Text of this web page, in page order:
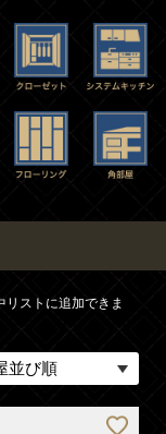
ストに追加できま